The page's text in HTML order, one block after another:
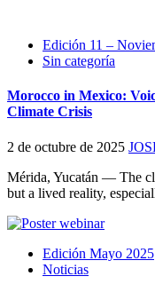
Edición 11 –
Sin categoría
Morocco in Mexico:
Climate Crisis
2 de octubre de 2025
Mérida, Yucatán — The
but a lived reality,
Edición Mayo 2025
Noticias